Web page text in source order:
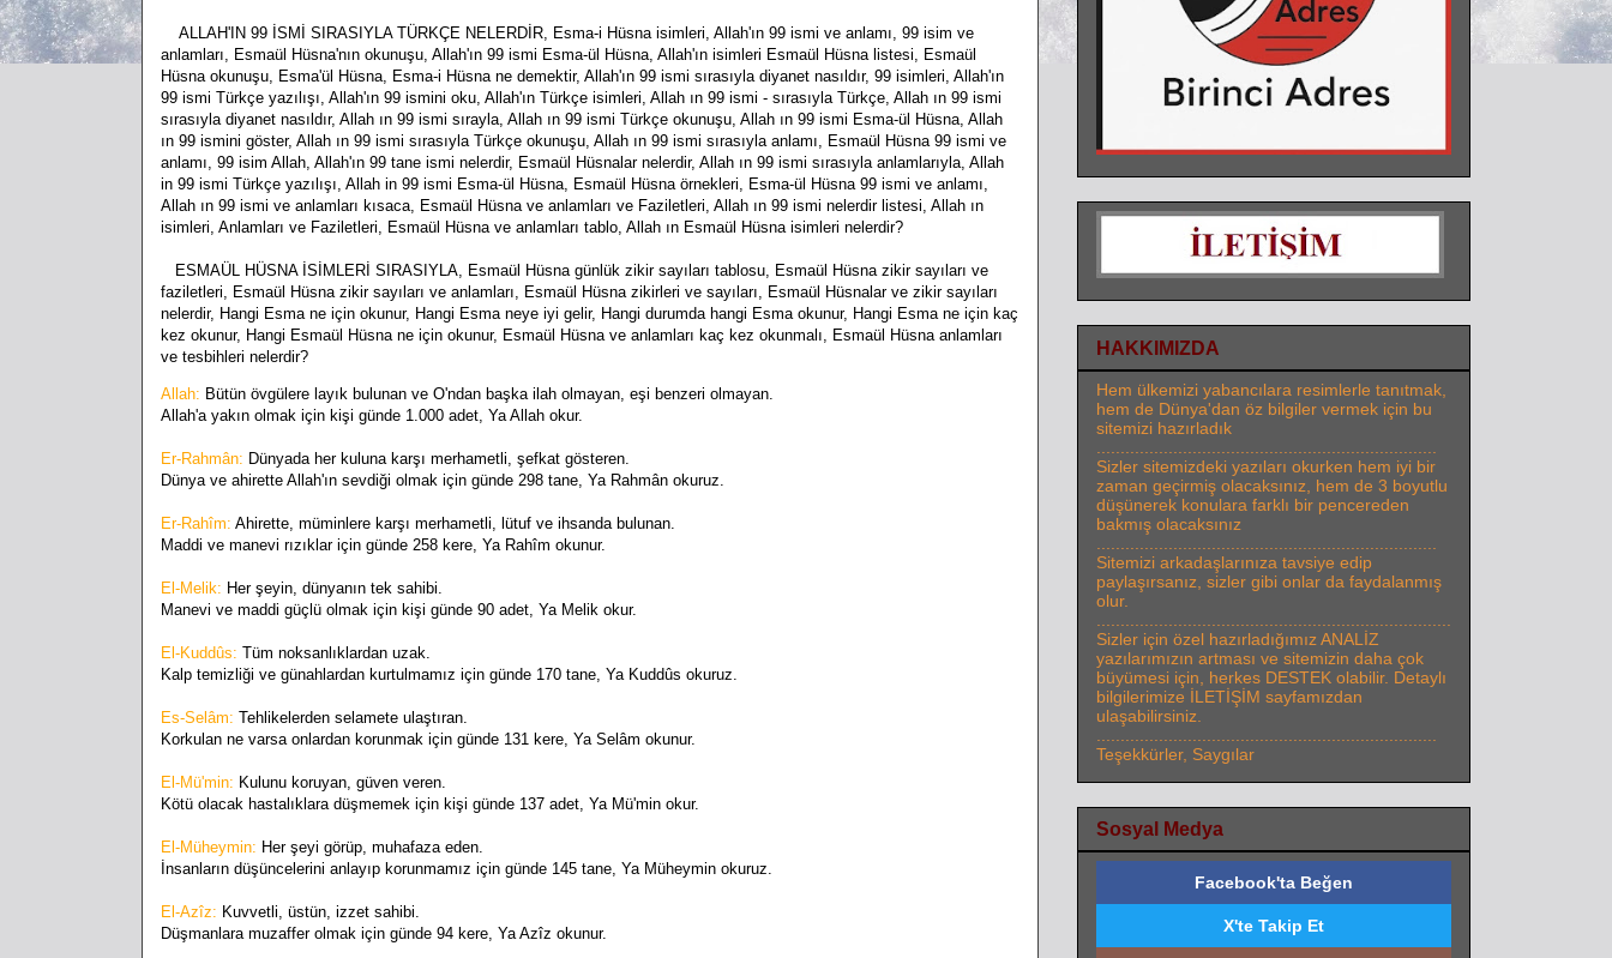
ALLAH'IN 99 İSMİ SIRASIYLA TÜRKÇE NELERDİR, Esma-i Hüsna isimleri, Allah'ın 99 ismi ve anlamı, 99 isim ve
anlamları, Esmaül Hüsna'nın okunuşu, Allah'ın 99 ismi Esma-ül Hüsna, Allah'ın isimleri Esmaül Hüsna listesi, Esmaül
Hüsna okunuşu, Esma'ül Hüsna, Esma-i Hüsna ne demektir, Allah'ın 99 ismi sırasıyla diyanet nasıldır, 99 isimleri, Allah'ın
99 ismi Türkçe yazılışı, Allah'ın 99 ismini oku, Allah'ın Türkçe isimleri, Allah ın 99 ismi - sırasıyla Türkçe, Allah ın 99 ismi
sırasıyla diyanet nasıldır, Allah ın 99 ismi sırayla, Allah ın 99 ismi Türkçe okunuşu, Allah ın 99 ismi Esma-ül Hüsna, Allah
ın 99 ismini göster, Allah ın 99 ismi sırasıyla Türkçe okunuşu, Allah ın 99 ismi sırasıyla anlamı, Esmaül Hüsna 99 ismi ve
anlamı, 99 isim Allah, Allah'ın 99 tane ismi nelerdir, Esmaül Hüsnalar nelerdir, Allah ın 99 ismi sırasıyla anlamlarıyla, Allah
in 99 ismi Türkçe yazılışı, Allah in 99 ismi Esma-ül Hüsna, Esmaül Hüsna örnekleri, Esma-ül Hüsna 99 ismi ve anlamı,
Allah ın 99 ismi ve anlamları kısaca, Esmaül Hüsna ve anlamları ve Faziletleri, Allah ın 99 ismi nelerdir listesi, Allah ın
isimleri, Anlamları ve Faziletleri, Esmaül Hüsna ve anlamları tablo, Allah ın Esmaül Hüsna isimleri nelerdir?
ESMAÜL HÜSNA İSİMLERİ SIRASIYLA, Esmaül Hüsna günlük zikir sayıları tablosu, Esmaül Hüsna zikir sayıları ve
faziletleri, Esmaül Hüsna zikir sayıları ve anlamları, Esmaül Hüsna zikirleri ve sayıları, Esmaül Hüsnalar ve zikir sayıları
nelerdir, Hangi Esma ne için okunur, Hangi Esma neye iyi gelir, Hangi durumda hangi Esma okunur, Hangi Esma ne için kaç
kez okunur, Hangi Esmaül Hüsna ne için okunur, Esmaül Hüsna ve anlamları kaç kez okunmalı, Esmaül Hüsna anlamları
ve tesbihleri nelerdir?
Allah: Bütün övgülere layık bulunan ve O'ndan başka ilah olmayan, eşi benzeri olmayan.
Allah'a yakın olmak için kişi günde 1.000 adet, Ya Allah okur.
Er-Rahmân: Dünyada her kuluna karşı merhametli, şefkat gösteren.
Dünya ve ahirette Allah'ın sevdiği olmak için günde 298 tane, Ya Rahmân okuruz.
Er-Rahîm: Ahirette, müminlere karşı merhametli, lütuf ve ihsanda bulunan.
Maddi ve manevi rızıklar için günde 258 kere, Ya Rahîm okunur.
El-Melik: Her şeyin, dünyanın tek sahibi.
Manevi ve maddi güçlü olmak için kişi günde 90 adet, Ya Melik okur.
El-Kuddûs: Tüm noksanlıklardan uzak.
Kalp temizliği ve günahlardan kurtulmamız için günde 170 tane, Ya Kuddûs okuruz.
Es-Selâm: Tehlikelerden selamete ulaştıran.
Korkulan ne varsa onlardan korunmak için günde 131 kere, Ya Selâm okunur.
El-Mü'min: Kulunu koruyan, güven veren.
Kötü olacak hastalıklara düşmemek için kişi günde 137 adet, Ya Mü'min okur.
El-Müheymin: Her şeyi görüp, muhafaza eden.
İnsanların düşüncelerini anlayıp korunmamız için günde 145 tane, Ya Müheymin okuruz.
El-Azîz: Kuvvetli, üstün, izzet sahibi.
Düşmanlara muzaffer olmak için günde 94 kere, Ya Azîz okunur.
HAKKIMIZDA
Hem ülkemizi yabancılara resimlerle tanıtmak,
hem de Dünya'dan öz bilgiler vermek için bu
sitemizi hazırladık
Sizler sitemizdeki yazıları okurken hem iyi bir
zaman geçirmiş olacaksınız, hem de 3 boyutlu
düşünerek konulara farklı bir pencereden
bakmış olacaksınız
Sitemizi arkadaşlarınıza tavsiye edip
paylaşırsanız, sizler gibi onlar da faydalanmış
olur.
Sizler için özel hazırladığımız ANALİZ
yazılarımızın artması ve sitemizin daha çok
büyümesi için, herkes DESTEK olabilir. Detaylı
bilgilerimize İLETİŞİM sayfamızdan
ulaşabilirsiniz.
Teşekkürler, Saygılar
Sosyal Medya
Facebook'ta Beğen
X'te Takip Et